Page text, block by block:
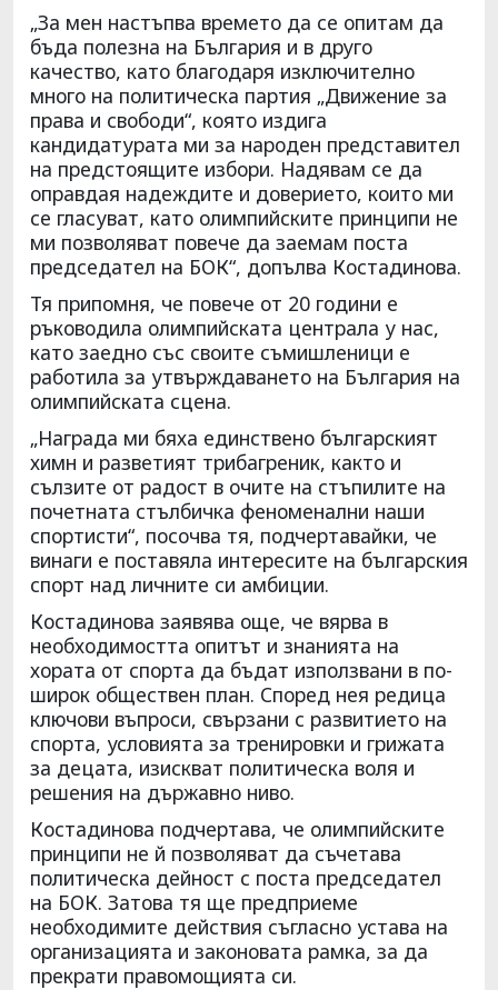
„За мен настъпва времето да се опитам да
бъда полезна на България и в друго
качество, като благодаря изключително
много на политическа партия „Движение за
права и свободи“, която издига
кандидатурата ми за народен представител
на предстоящите избори. Надявам се да
оправдая надеждите и доверието, които ми
се гласуват, като олимпийските принципи не
ми позволяват повече да заемам поста
председател на БОК“, допълва Костадинова.
Тя припомня, че повече от 20 години е
ръководила олимпийската централа у нас,
като заедно със своите съмишленици е
работила за утвърждаването на България на
олимпийската сцена.
„Награда ми бяха единствено българският
химн и разветият трибагреник, както и
сълзите от радост в очите на стъпилите на
почетната стълбичка феноменални наши
спортисти“, посочва тя, подчертавайки, че
винаги е поставяла интересите на българския
спорт над личните си амбиции.
Костадинова заявява още, че вярва в
необходимостта опитът и знанията на
хората от спорта да бъдат използвани в по-
широк обществен план. Според нея редица
ключови въпроси, свързани с развитието на
спорта, условията за тренировки и грижата
за децата, изискват политическа воля и
решения на държавно ниво.
Костадинова подчертава, че олимпийските
принципи не й позволяват да съчетава
политическа дейност с поста председател
на БОК. Затова тя ще предприеме
необходимите действия съгласно устава на
организацията и законовата рамка, за да
прекрати правомощията си.